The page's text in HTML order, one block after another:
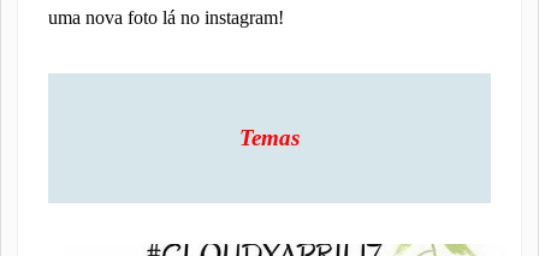
uma nova foto lá no instagram!
Temas